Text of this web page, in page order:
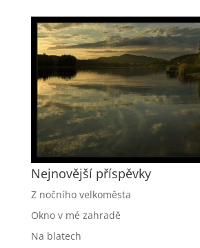
Nejnovější příspěvky
Z nočního velkoměsta
Okno v mé zahradě
Na blatech